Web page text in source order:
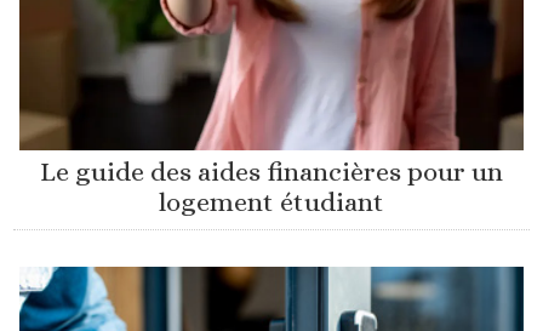
Le guide des aides financières pour un
logement étudiant